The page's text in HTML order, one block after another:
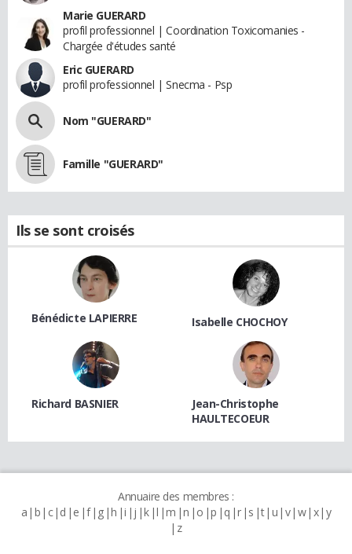
Marie GUERARD
profil professionnel | Coordination Toxicomanies -
Chargée d'études santé
Eric GUERARD
profil professionnel | Snecma - Psp
Nom "GUERARD"
Famille "GUERARD"
Ils se sont croisés
Bénédicte LAPIERRE Isabelle CHOCHOY
Richard BASNIER
Jean-Christophe
HAULTECOEUR
Annuaire des membres :
a b c d e f g h i j k l m n o p q r s t u v w x y
z